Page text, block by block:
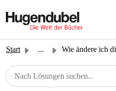
Start ... Wie ändere ich die hinterlegte